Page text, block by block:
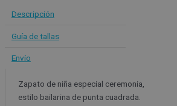
Descripción
Guía de tallas
Envío
Zapato de niña especial ceremonia,
estilo bailarina de punta cuadrada.